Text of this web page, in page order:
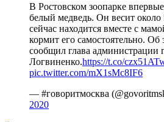
В Ростовском зоопарке
белый медведь. Он весит
сейчас находится вместе с
кормит его самостоятельно. Об
сообщил глава администрации
Логвиненко.https://t.co/
pic.twitter.com/mX1sMc8IF6
— #говоритмосква
2020